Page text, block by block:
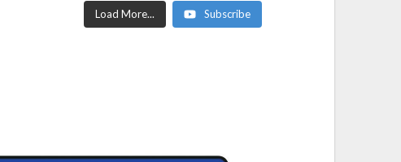
Load More... Subscribe